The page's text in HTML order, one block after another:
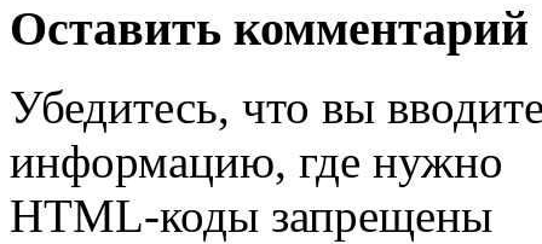
Оставить комментарий
Убедитесь, что вы
информацию, где нужно
HTML-коды запрещены